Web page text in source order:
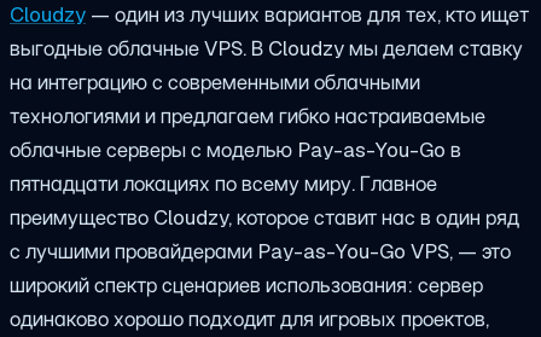
Cloudzy — один из лучших вариантов для тех, кто ищет
выгодные облачные VPS. В Cloudzy мы делаем ставку
на интеграцию с современными облачными
технологиями и предлагаем гибко настраиваемые
облачные серверы с моделью Pay-as-You-Go в
пятнадцати локациях по всему миру. Главное
преимущество Cloudzy, которое ставит нас в один ряд
с лучшими провайдерами Pay-as-You-Go VPS, — это
широкий спектр сценариев использования: сервер
одинаково хорошо подходит для игровых проектов,